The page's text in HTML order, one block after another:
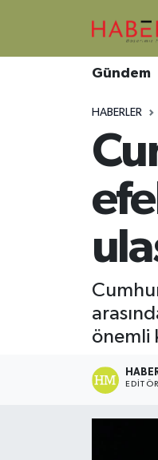
Gündem
HABERLER
önemli
EDITÖR
Asayiş
Gündem
Nöbetçi
Trafik Durumu
Süper Lig Puan
Son Dakika